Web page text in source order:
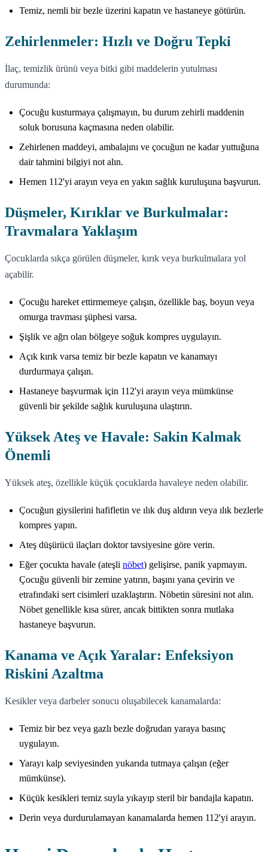
Temiz, nemli bir bezle üzerini kapatın ve hastaneye götürün.
Zehirlenmeler: Hızlı ve Doğru Tepki
İlaç, temizlik ürünü veya bitki gibi maddelerin yutulması
durumunda:
Çocuğu kusturmaya çalışmayın, bu durum zehirli maddenin
soluk borusuna kaçmasına neden olabilir.
Zehirlenen maddeyi, ambalajını ve çocuğun ne kadar yuttuğuna
dair tahmini bilgiyi not alın.
Hemen 112'yi arayın veya en yakın sağlık kuruluşuna başvurun.
Düşmeler, Kırıklar ve Burkulmalar:
Travmalara Yaklaşım
Çocuklarda sıkça görülen düşmeler, kırık veya burkulmalara yol
açabilir.
Çocuğu hareket ettirmemeye çalışın, özellikle baş, boyun veya
omurga travması şüphesi varsa.
Şişlik ve ağrı olan bölgeye soğuk kompres uygulayın.
Açık kırık varsa temiz bir bezle kapatın ve kanamayı
durdurmaya çalışın.
Hastaneye başvurmak için 112'yi arayın veya mümkünse
güvenli bir şekilde sağlık kuruluşuna ulaştırın.
Yüksek Ateş ve Havale: Sakin Kalmak
Önemli
Yüksek ateş, özellikle küçük çocuklarda havaleye neden olabilir.
Çocuğun giysilerini hafifletin ve ılık duş aldırın veya ılık bezlerle
kompres yapın.
Ateş düşürücü ilaçları doktor tavsiyesine göre verin.
Eğer çocukta havale (ateşli nöbet) gelişirse, panik yapmayın.
Çocuğu güvenli bir zemine yatırın, başını yana çevirin ve
etrafındaki sert cisimleri uzaklaştırın. Nöbetin süresini not alın.
Nöbet genellikle kısa sürer, ancak bittikten sonra mutlaka
hastaneye başvurun.
Kanama ve Açık Yaralar: Enfeksiyon
Riskini Azaltma
Kesikler veya darbeler sonucu oluşabilecek kanamalarda:
Temiz bir bez veya gazlı bezle doğrudan yaraya basınç
uygulayın.
Yarayı kalp seviyesinden yukarıda tutmaya çalışın (eğer
mümkünse).
Küçük kesikleri temiz suyla yıkayıp steril bir bandajla kapatın.
Derin veya durdurulamayan kanamalarda hemen 112'yi arayın.